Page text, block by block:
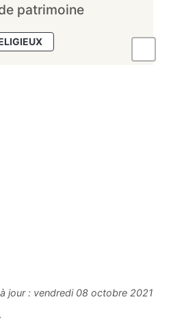
patrimoine
jour : vendredi 08 octobre 2021